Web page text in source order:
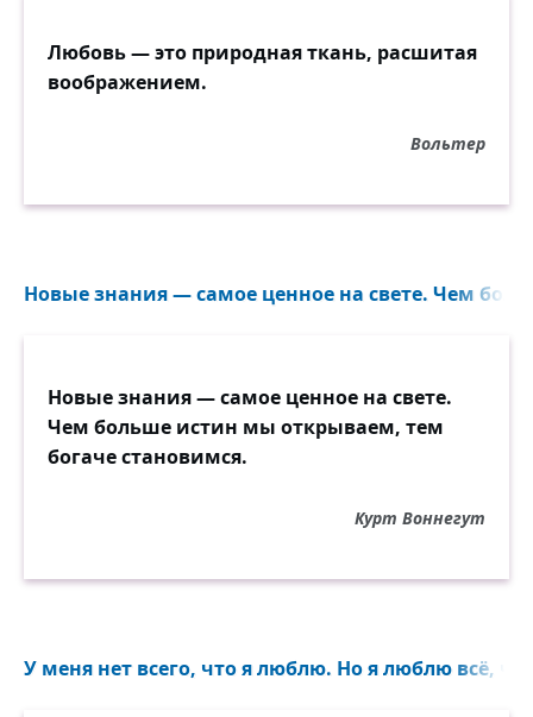
Любовь — это природная ткань, расшитая
воображением.
Вольтер
Новые знания — самое ценное на свете. Чем
Новые знания — самое ценное на свете.
Чем больше истин мы открываем, тем
богаче становимся.
Курт Воннегут
У меня нет всего, что я люблю. Но я люблю всё,